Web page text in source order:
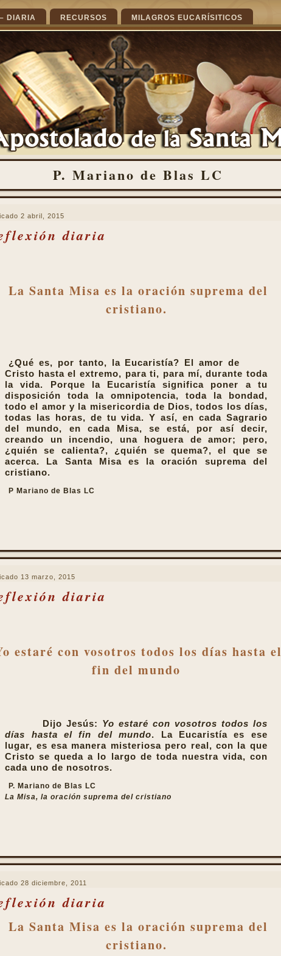
DIARIA RECURSOS MILAGROS EUCARÍSITICOS
P. Mariano de Blas LC
2 abril, 2015
diaria
La Santa Misa es la oración suprema del
cristiano.
¿Qué es, por tanto, la Eucaristía? El amor de
Cristo hasta el extremo, para ti, para mí, durante toda
la vida. Porque la Eucaristía significa poner a tu
disposición toda la omnipotencia, toda la bondad,
todo el amor y la misericordia de Dios, todos los días,
todas las horas, de tu vida. Y así, en cada Sagrario
del mundo, en cada Misa, se está, por así decir,
creando un incendio, una hoguera de amor; pero,
¿quién se calienta?, ¿quién se quema?, el que se
acerca. La Santa Misa es la oración suprema del
cristiano.
P Mariano de Blas LC
13 marzo, 2015
diaria
estaré con vosotros todos los días hasta el
fin del mundo
Dijo Jesús: Yo estaré con vosotros todos los
días hasta el fin del mundo. La Eucaristía es ese
lugar, es esa manera misteriosa pero real, con la que
Cristo se queda a lo largo de toda nuestra vida, con
cada uno de nosotros.
P. Mariano de Blas LC
La Misa, la oración suprema del cristiano
28 diciembre, 2011
diaria
La Santa Misa es la oración suprema del
cristiano.